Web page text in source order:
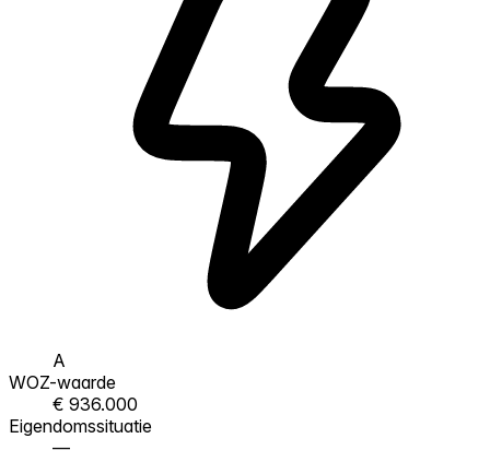
A
WOZ-waarde
€ 936.000
Eigendomssituatie
—